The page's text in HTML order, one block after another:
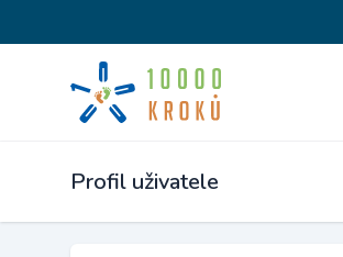
Profil uživatele